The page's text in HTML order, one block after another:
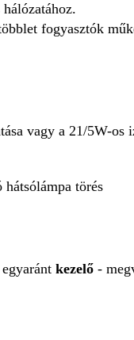
fogyasztók
vagy a 21/5W-os
hátsólámpa törés
kezelő -